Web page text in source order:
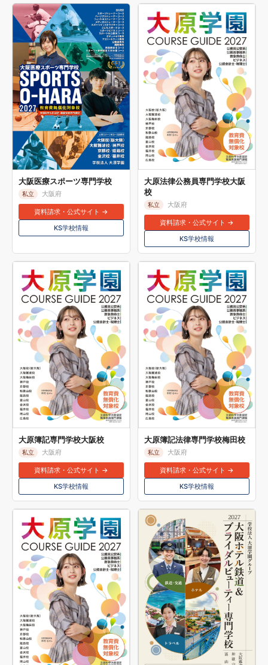
大阪医療スポーツ専門学校
私立 大阪府
資料請求・公式サイト →
KS学校情報
大原法律公務員専門学校大阪
校
私立 大阪府
資料請求・公式サイト →
KS学校情報
大原簿記専門学校大阪校
私立 大阪府
資料請求・公式サイト →
KS学校情報
大原簿記法律専門学校梅田校
私立 大阪府
資料請求・公式サイト →
KS学校情報